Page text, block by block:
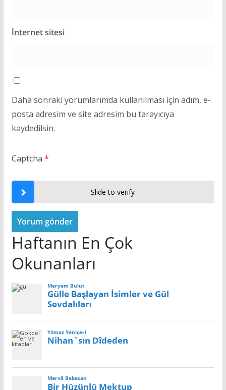
İnternet sitesi
Daha sonraki yorumlarımda kullanılması için adım, e-
posta adresim ve site adresim bu tarayıcıya
kaydedilsin.
Captcha *
Slide to verify
Haftanın En Çok
Okunanları